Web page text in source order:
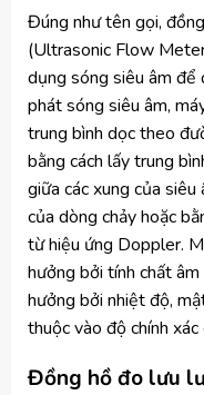
Đúng như tên gọi,
(Ultrasonic Flow
dụng sóng siêu âm để
phát sóng siêu âm,
trung bình dọc theo
bằng cách lấy trung
giữa các xung của
của dòng chảy hoặc
từ hiệu ứng Doppler.
hưởng bởi tính chất
hưởng bởi nhiệt độ,
thuộc vào độ chính
Đồng hồ đo lưu